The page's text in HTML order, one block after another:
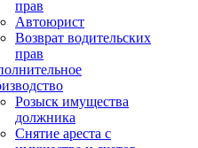
прав
Автоюрист
Возврат водительских
прав
Розыск имущества
должника
Снятие ареста с